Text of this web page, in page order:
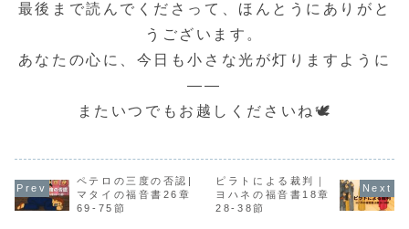
られた言葉は、今
てきます。今回
は、そんな福音書
信じるすべての人
た祈り――「大祭
司の祈り」として
知られるこの場面
は、神の愛と救
かに輝いていま
トからヘロデへと
送られたイエスの
姿に、御国の王の
深いご計画を見つ
衆の叫びに
は、私たち
と罪、...
最後まで読んでくださって、ほんとうにありがと
うございます。
あなたの心に、今日も小さな光が灯りますように
――
またいつでもお越しくださいね🕊️
ペテロの三度の否認|
マタイの福音書26章
69-75節
ピラトによる裁判｜
ヨハネの福音書18章
28-38節